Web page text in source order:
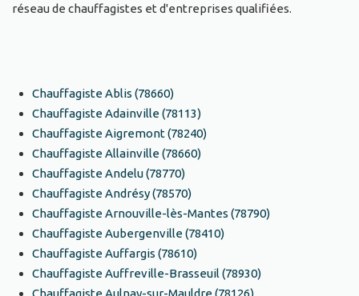
réseau de chauffagistes et d'entreprises qualifiées.
Chauffagiste Ablis (78660)
Chauffagiste Adainville (78113)
Chauffagiste Aigremont (78240)
Chauffagiste Allainville (78660)
Chauffagiste Andelu (78770)
Chauffagiste Andrésy (78570)
Chauffagiste Arnouville-lès-Mantes (78790)
Chauffagiste Aubergenville (78410)
Chauffagiste Auffargis (78610)
Chauffagiste Auffreville-Brasseuil (78930)
Chauffagiste Aulnay-sur-Mauldre (78126)